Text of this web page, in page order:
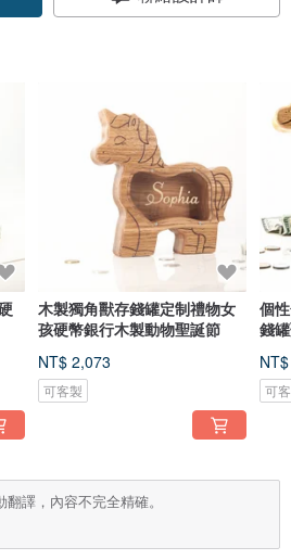
木製獨角獸存錢罐定制禮物女
孩硬幣銀行木製動物聖誕節
NT$ 2,073
可客製
個
錢
可
譯，內容不完全精確。